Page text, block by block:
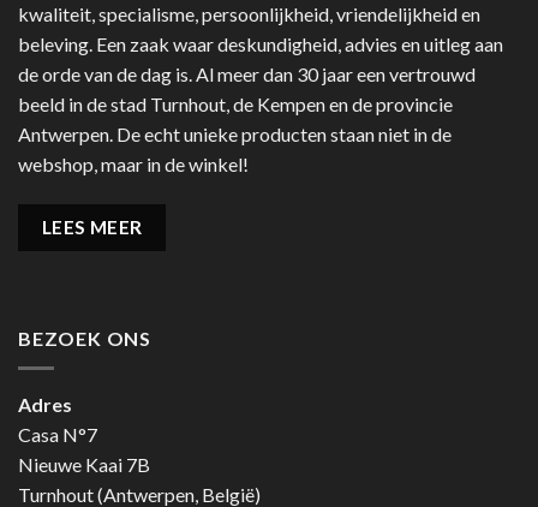
kwaliteit, specialisme, persoonlijkheid, vriendelijkheid en
beleving. Een zaak waar deskundigheid, advies en uitleg aan
de orde van de dag is. Al meer dan 30 jaar een vertrouwd
beeld in de stad Turnhout, de Kempen en de provincie
Antwerpen. De echt unieke producten staan niet in de
webshop, maar in de winkel!
LEES MEER
BEZOEK ONS
Adres
Casa N°7
Nieuwe Kaai 7B
Turnhout (Antwerpen, België)